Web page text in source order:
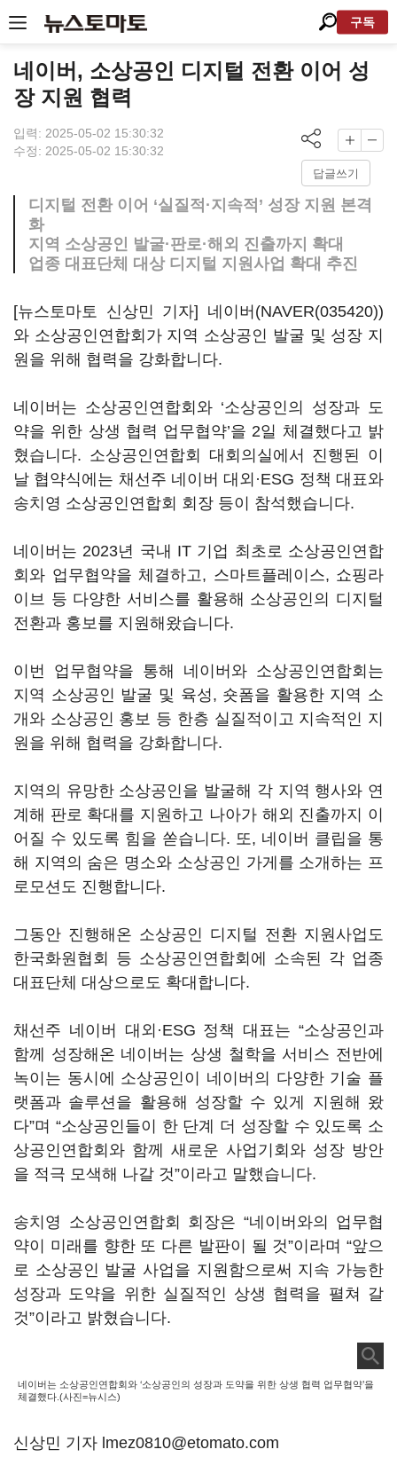
구독
네이버, 소상공인 디지털 전환 이어 성
장 지원 협력
입력: 2025-05-02 15:30:32
수정: 2025-05-02 15:30:32
답글쓰기
디지털 전환 이어 ‘실질적·지속적’ 성장 지원 본격
화
지역 소상공인 발굴·판로·해외 진출까지 확대
업종 대표단체 대상 디지털 지원사업 확대 추진
[뉴스토마토 신상민 기자] 네이버(NAVER(035420))
와 소상공인연합회가 지역 소상공인 발굴 및 성장 지
원을 위해 협력을 강화합니다.
네이버는 소상공인연합회와 ‘소상공인의 성장과 도
약을 위한 상생 협력 업무협약’을 2일 체결했다고 밝
혔습니다. 소상공인연합회 대회의실에서 진행된 이
날 협약식에는 채선주 네이버 대외·ESG 정책 대표와
송치영 소상공인연합회 회장 등이 참석했습니다.
네이버는 2023년 국내 IT 기업 최초로 소상공인연합
회와 업무협약을 체결하고, 스마트플레이스, 쇼핑라
이브 등 다양한 서비스를 활용해 소상공인의 디지털
전환과 홍보를 지원해왔습니다.
이번 업무협약을 통해 네이버와 소상공인연합회는
지역 소상공인 발굴 및 육성, 숏폼을 활용한 지역 소
개와 소상공인 홍보 등 한층 실질적이고 지속적인 지
원을 위해 협력을 강화합니다.
지역의 유망한 소상공인을 발굴해 각 지역 행사와 연
계해 판로 확대를 지원하고 나아가 해외 진출까지 이
어질 수 있도록 힘을 쏟습니다. 또, 네이버 클립을 통
해 지역의 숨은 명소와 소상공인 가게를 소개하는 프
로모션도 진행합니다.
그동안 진행해온 소상공인 디지털 전환 지원사업도
한국화원협회 등 소상공인연합회에 소속된 각 업종
대표단체 대상으로도 확대합니다.
채선주 네이버 대외·ESG 정책 대표는 “소상공인과
함께 성장해온 네이버는 상생 철학을 서비스 전반에
녹이는 동시에 소상공인이 네이버의 다양한 기술 플
랫폼과 솔루션을 활용해 성장할 수 있게 지원해 왔
다”며 “소상공인들이 한 단계 더 성장할 수 있도록 소
상공인연합회와 함께 새로운 사업기회와 성장 방안
을 적극 모색해 나갈 것”이라고 말했습니다.
송치영 소상공인연합회 회장은 “네이버와의 업무협
약이 미래를 향한 또 다른 발판이 될 것”이라며 “앞으
로 소상공인 발굴 사업을 지원함으로써 지속 가능한
성장과 도약을 위한 실질적인 상생 협력을 펼쳐 갈
것”이라고 밝혔습니다.
네이버는 소상공인연합회와 ‘소상공인의 성장과 도약을 위한 상생 협력 업무협약’을
체결했다.(사진=뉴시스)
신상민 기자 lmez0810@etomato.com